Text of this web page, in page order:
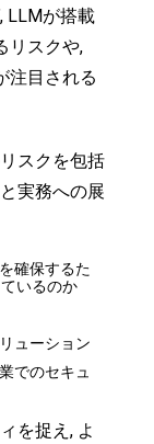
LLMが搭載
リスクや,
注目される
スクを包括
実務への展
確保するた
いるのか
ューション
でのセキュ
を捉え, よ